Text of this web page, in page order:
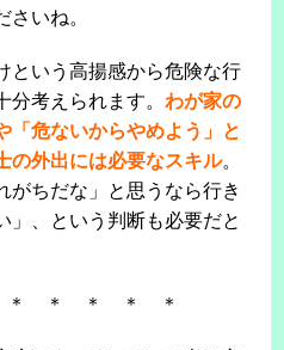
さいね。
という高揚感から危険な行
分考えられます。わが家の
「危ないからやめよう」と
の外出には必要なスキル。
がちだな」と思うなら行き
」、という判断も必要だと
＊ ＊ ＊ ＊